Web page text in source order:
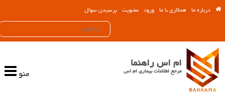
درباره ما همکاری با ما ورود عضویت پرسیدن سوال
منو
ام اس راهنما
مرجع اطلاعات بیماری ام اس